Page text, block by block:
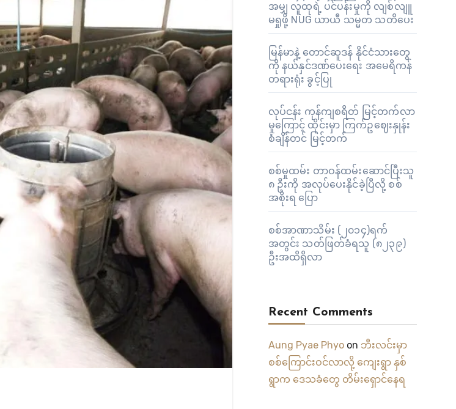
အမျှ လူထုရဲ့ ပင်ပန်းမှုကို လျစ်လျူ
မရှုဖို့ NUG ယာယီ သမ္မတ သတိပေး
မြန်မာနဲ့ တောင်ဆူဒန် နိုင်ငံသားတွေ
ကို နယ်နှင်ဒဏ်ပေးရေး အမေရိကန်
တရားရုံး ခွင့်ပြု
လုပ်ငန်း ကုန်ကျစရိတ် မြင့်တက်လာ
မှုကြောင့် ထိုင်းမှာ ကြက်ဥဈေးနှုန်း
စံချိန်တင် မြင့်တက်
စစ်မှုထမ်း တာဝန်ထမ်းဆောင်ပြီးသူ
၈ ဦးကို အလုပ်ပေးနိုင်ခဲ့ပြီလို့ စစ်
အစိုးရ ပြော
စစ်အာဏာသိမ်း (၂၀၁၄)ရက်
အတွင်း သတ်ဖြတ်ခံရသူ (၈၂၃၉)
ဦးအထိရှိလာ
Recent Comments
Aung Pyae Phyoon ဘီးလင်းမှာ
စစ်ကြောင်းဝင်လာလို့ ကျေးရွာ နှစ်
ရွာက ဒေသခံတွေ တိမ်းရှောင်နေရ